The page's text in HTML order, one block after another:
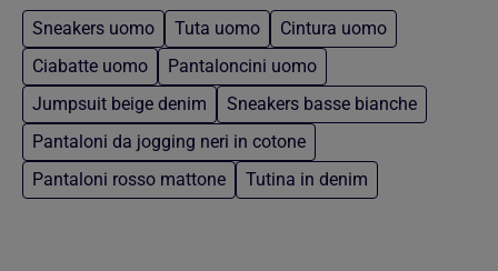
Sneakers uomo Tuta uomo
Cintura uomo
Ciabatte uomo
Pantaloncini uomo
Jumpsuit beige denim
Sneakers basse bianche
Pantaloni da jogging neri in cotone
Pantaloni rosso mattone
Tutina in denim